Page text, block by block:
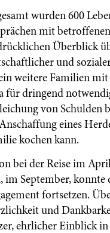
wurden 600
mit
Überblick
und
weitere Familien
für dringend
von Schulden
eines
kochen kann.
bei der Reise im
im September,
fortsetzen.
und
ehrlicher Einblick in